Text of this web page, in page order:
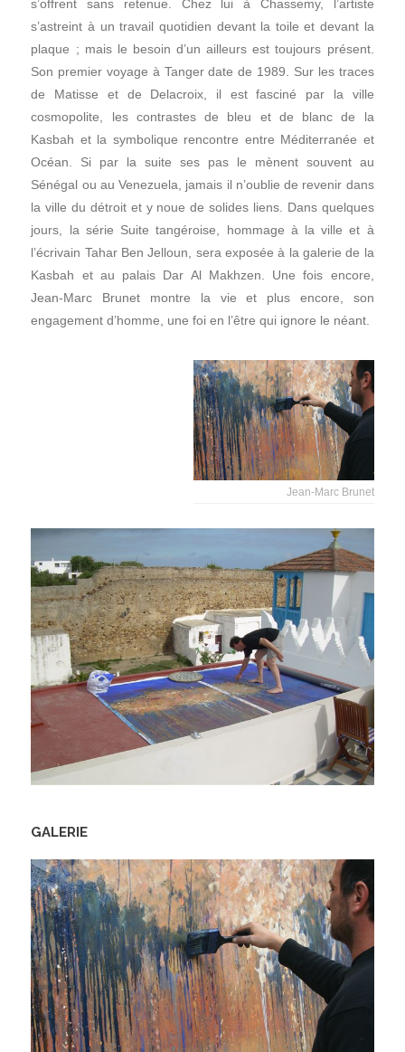
s’offrent sans retenue. Chez lui à Chassemy, l’artiste
s’astreint à un travail quotidien devant la toile et devant la
plaque ; mais le besoin d’un ailleurs est toujours présent.
Son premier voyage à Tanger date de 1989. Sur les traces
de Matisse et de Delacroix, il est fasciné par la ville
cosmopolite, les contrastes de bleu et de blanc de la
Kasbah et la symbolique rencontre entre Méditerranée et
Océan. Si par la suite ses pas le mènent souvent au
Sénégal ou au Venezuela, jamais il n’oublie de revenir dans
la ville du détroit et y noue de solides liens. Dans quelques
jours, la série Suite tangéroise, hommage à la ville et à
l’écrivain Tahar Ben Jelloun, sera exposée à la galerie de la
Kasbah et au palais Dar Al Makhzen. Une fois encore,
Jean-Marc Brunet montre la vie et plus encore, son
engagement d’homme, une foi en l’être qui ignore le néant.
Jean-Marc Brunet
GALERIE